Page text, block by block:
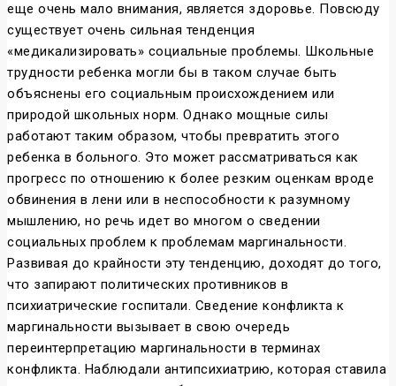
еще очень мало внимания, является здоровье. Повсюду
существует очень сильная тенденция
«медикализировать» социальные проблемы. Школьные
трудности ребенка могли бы в таком случае быть
объяснены его социальным происхождением или
природой школьных норм. Однако мощные силы
работают таким образом, чтобы превратить этого
ребенка в больного. Это может рассматриваться как
прогресс по отношению к более резким оценкам вроде
обвинения в лени или в неспособности к разумному
мышлению, но речь идет во многом о сведении
социальных проблем к проблемам маргинальности.
Развивая до крайности эту тенденцию, доходят до того,
что запирают политических противников в
психиатрические госпитали. Сведение конфликта к
маргинальности вызывает в свою очередь
переинтерпретацию маргинальности в терминах
конфликта. Наблюдали антипсихиатрию, которая ставила